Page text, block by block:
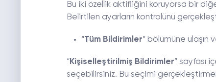
Bu iki özellik aktifliğini koruyorsa bir
Belirtilen ayarların kontrolünü
“Tüm Bildirimler” bölümüne ulaşın
“Kişiselleştirilmiş Bildirimler” sayfası
seçebilirsiniz. Bu seçimi